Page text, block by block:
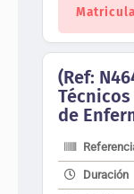
90,00
(Ref:
de
Duración